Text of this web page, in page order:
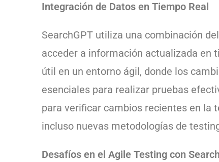
Integración de Datos en Tiempo Real
SearchGPT utiliza una combinación
acceder a información actualizada en
útil en un entorno ágil, donde los
esenciales para realizar pruebas
para verificar cambios recientes en la
incluso nuevas metodologías de
Desafíos en el Agile Testing con